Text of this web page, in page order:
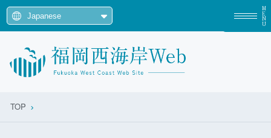
MENU
TOP